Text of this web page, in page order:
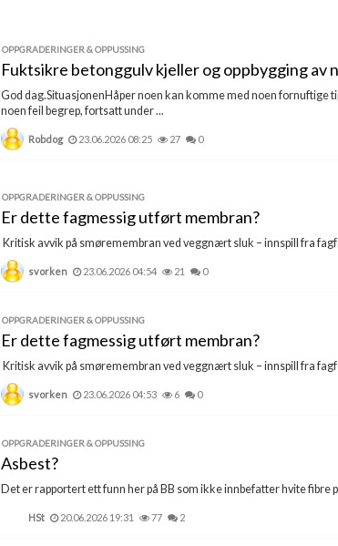
OPPGRADERINGER & OPPUSSING
Fuktsikre betonggulv kjeller og oppbygging av
God dag.SituasjonenHåper noen kan komme med noen fornuftige
noen feil begrep, fortsatt under ...
Robdog 23.06.2026 08:25 27 0
OPPGRADERINGER & OPPUSSING
Er dette fagmessig utført membran?
Kritisk avvik på smøremembran ved veggnært sluk – innspill fra
svorken 23.06.2026 04:54 21 0
OPPGRADERINGER & OPPUSSING
Er dette fagmessig utført membran?
Kritisk avvik på smøremembran ved veggnært sluk – innspill fra
svorken 23.06.2026 04:53 6 0
OPPGRADERINGER & OPPUSSING
Asbest?
Det er rapportert ett funn her på BB som ikke innbefatter hvite fibre
HSt 20.06.2026 19:31 77 2